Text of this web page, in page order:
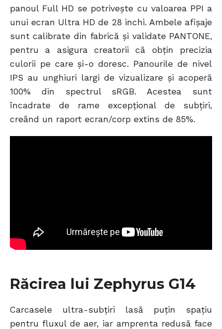
panoul Full HD se potrivește cu valoarea PPI a
unui ecran Ultra HD de 28 inchi. Ambele afișaje
sunt calibrate din fabrică și validate PANTONE,
pentru a asigura creatorii că obțin precizia
culorii pe care și-o doresc. Panourile de nivel
IPS au unghiuri largi de vizualizare și acoperă
100% din spectrul sRGB. Acestea sunt
încadrate de rame excepțional de subțiri,
creând un raport ecran/corp extins de 85%.
Răcirea lui Zephyrus G14
Carcasele ultra-subțiri lasă puțin spațiu
pentru fluxul de aer, iar amprenta redusă face